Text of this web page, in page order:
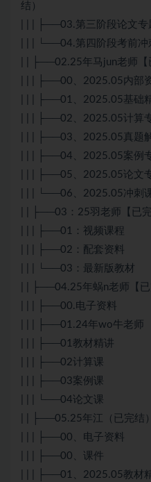
结）
| | | ├──03.第三阶段论文专
| | | └──04.第四阶段考前冲
| | ├──02.25年马jun老师【
| | | ├──00、2025.05内部
| | | ├──01、2025.05基础
| | | ├──02、2025.05计算
| | | ├──03、2025.05真题
| | | ├──04、2025.05案例
| | | ├──05、2025.05论文
| | | └──06、2025.05冲刺
| | ├──03：25羽老师【已完
| | | ├──01：视频课程
| | | ├──02：配套资料
| | | └──03：最新版教材
| | ├──04.25年蜗n老师【已
| | | ├──00.电子资料
| | | ├──01.24年wo牛老师
| | | ├──01教材精讲
| | | ├──02计算课
| | | ├──03案例课
| | | └──04论文课
| | ├──05.25年江（已完结
| | | ├──00、电子资料
| | | ├──00、课件
| | | ├──01、2025.05教材